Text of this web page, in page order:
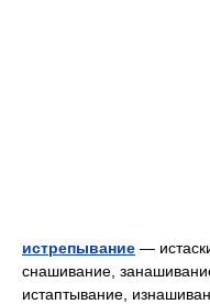
истрепывание —
снашивание,
истаптывание,